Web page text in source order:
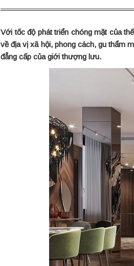
Với tốc độ phát triển chóng mặt của
về địa vị xã hội, phong cách, gu thẩm
đẳng cấp của giới thượng lưu.